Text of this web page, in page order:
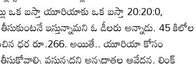
ఒక బస్తా యూరియాకు ఒక బస్తా 20:20:0,
ఇస్తున్నామని ఓ డీలరు అన్నాడు. 45 కిలోల
ధర రూ.266. అయితే.. యూరియా కోసం
వస్తున్నదని అన్నదాతల ఆవేదన. లింక్‌